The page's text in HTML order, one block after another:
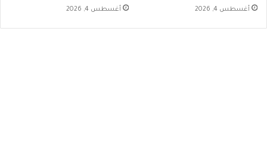
أغسطس 4, 2026 أغسطس 4, 2026